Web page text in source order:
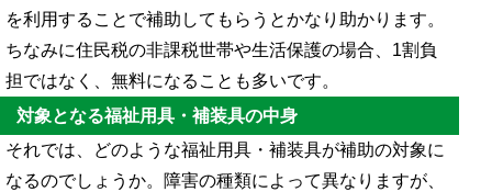
を利用することで補助してもらうとかなり助かります。
ちなみに住民税の非課税世帯や生活保護の場合、1割負
担ではなく、無料になることも多いです。
対象となる福祉用具・補装具の中身
それでは、どのような福祉用具・補装具が補助の対象に
なるのでしょうか。障害の種類によって異なりますが、